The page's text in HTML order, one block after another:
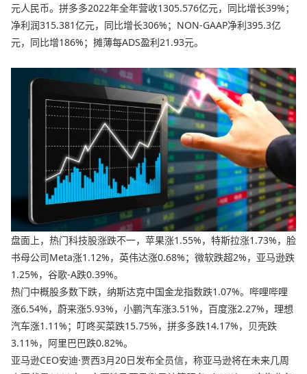
元人民币。拼多多2022年全年营收1305.576亿元，同比增长39%；
净利润315.381亿元，同比增长306%；NON-GAAP净利395.3亿
元，同比增186%；摊薄每ADS盈利21.93元。
盘面上，热门科技股涨跌不一，苹果涨1.55%，特斯拉涨1.73%，脸
书母公司Meta涨1.12%，英伟达涨0.68%；微软跌超2%，亚马逊跌
1.25%，谷歌-A跌0.39%。
热门中概股多数下跌，纳斯达克中国金龙指数跌1.07%。哔哩哔哩
涨6.54%，蔚来涨5.93%，小鹏汽车涨3.51%，百度涨2.27%，理想
汽车涨1.11%；叮咚买菜跌15.75%，拼多多跌14.17%，贝壳跌
3.11%，阿里巴巴跌0.82%。
亚马逊CEO安迪·贾西3月20日发布全员信，称亚马逊将在未来几周